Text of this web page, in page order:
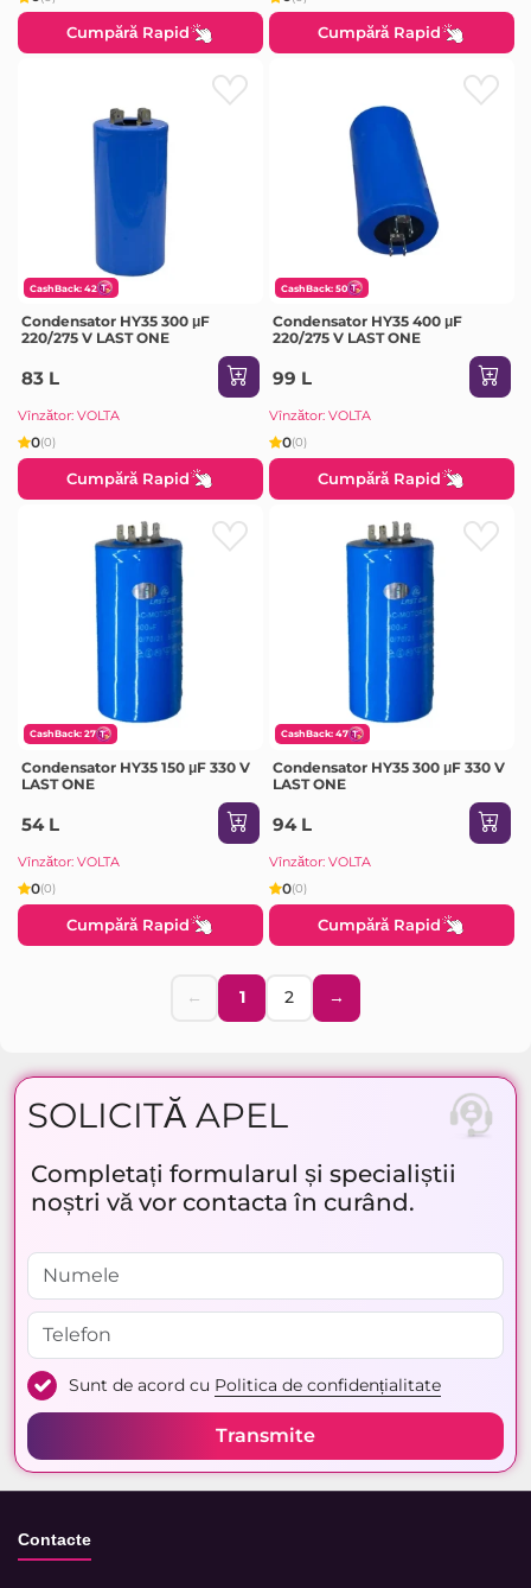
Cumpără Rapid Cumpără Rapid
CashBack: 42
Condensator HY35 300 μF
220/275 V LAST ONE
83 L
Vînzător: VOLTA
0(0)
Cumpără Rapid
CashBack: 50
Condensator HY35 400 μF
220/275 V LAST ONE
99 L
Vînzător: VOLTA
0(0)
Cumpără Rapid
CashBack: 27
Condensator HY35 150 μF 330 V
LAST ONE
54 L
Vînzător: VOLTA
0(0)
Cumpără Rapid
CashBack: 47
Condensator HY35 300 μF 330 V
LAST ONE
94 L
Vînzător: VOLTA
0(0)
Cumpără Rapid
← 1 2 →
SOLICITĂ APEL
Completați formularul și specialiștii
noștri vă vor contacta în curând.
Sunt de acord cu Politica de confidențialitate
Transmite
Contacte